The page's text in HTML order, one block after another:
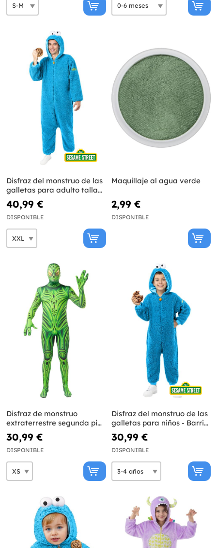
Disfraz del monstruo de las
galletas para adulto talla
grande - Barrio Sésamo
40,99 €
DISPONIBLE
Maquillaje al agua verde
2,99 €
DISPONIBLE
Disfraz de monstruo
extraterrestre segunda piel
para hombre
30,99 €
DISPONIBLE
Disfraz del monstruo de las
galletas para niños - Barrio
Sésamo
30,99 €
DISPONIBLE